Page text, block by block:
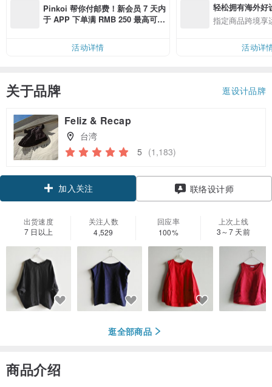
Pinkoi 帮你付邮费！新会员 7 天内
于 APP 下单满 RMB 250 最高可折
活动详情
轻松拥有海外好
指定商品跨境享
活动详
关于品牌 逛设计品牌
Feliz & Recap
台湾
5 (1,183)
加入关注 联络设计师
出货速度
7 日以上
关注人数
4,529
回应率
100%
上次上线
3～7 天前
逛全部商品
商品介绍